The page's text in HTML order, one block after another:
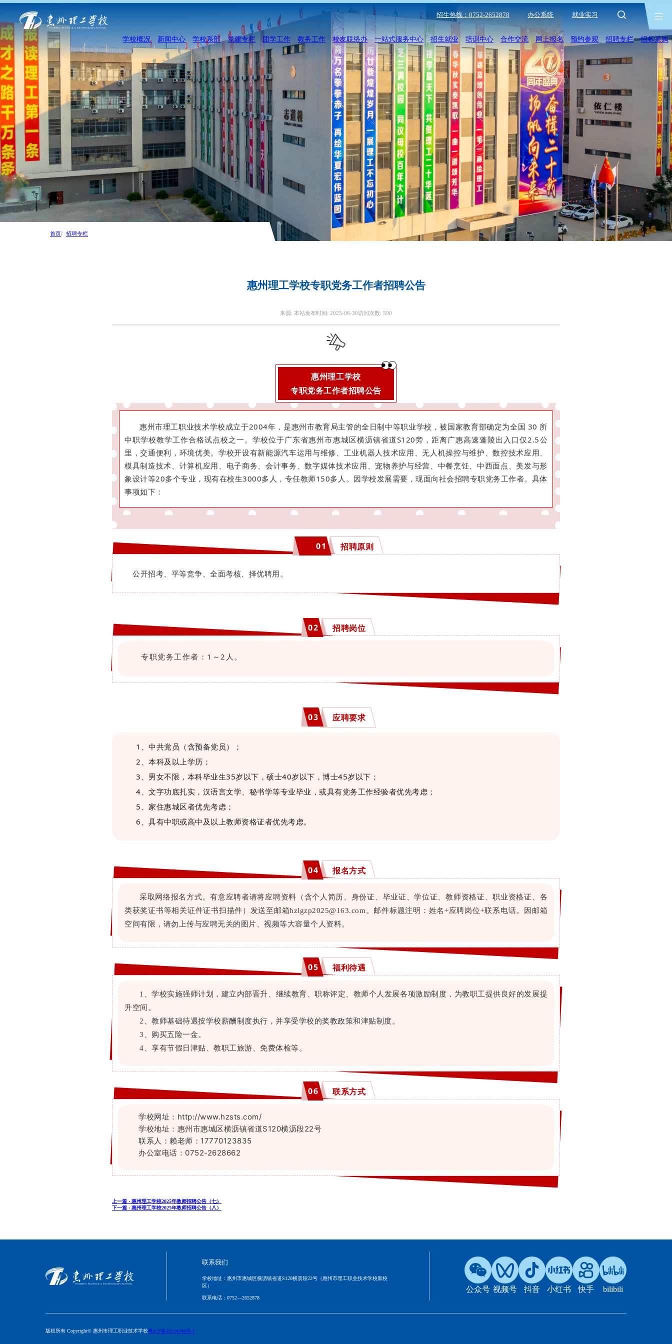
招生热线：0752-2652878 办公系统 就业实习
学校概况 新闻中心 学校系部 党建专栏 团学工作 教务工作 校友联络办 一站式服务中心 招生就业 培训中心 合作交流 网上报名 预约参观 招聘专栏 招标采购
首页 招聘专栏
惠州理工学校专职党务工作者招聘公告
来源: 本站发布时间: 2025-06-30访问次数: 590
惠州理工学校
专职党务工作者招聘公告
惠州市理工职业技术学校成立于2004年，是惠州市教育局主管的全日制中等职业学校，被国家教育部确定为全国 30 所
中职学校教学工作合格试点校之一。学校位于广东省惠州市惠城区横沥镇省道S120旁，距离广惠高速蓬陵出入口仅2.5公
里，交通便利，环境优美。学校开设有新能源汽车运用与维修、工业机器人技术应用、无人机操控与维护、数控技术应用、
模具制造技术、计算机应用、电子商务、会计事务、数字媒体技术应用、宠物养护与经营、中餐烹饪、中西面点、美发与形
象设计等20多个专业，现有在校生3000多人，专任教师150多人。因学校发展需要，现面向社会招聘专职党务工作者。具体
事项如下：
01 招聘原则
公开招考、平等竞争、全面考核、择优聘用。
02 招聘岗位
专职党务工作者：1～2人。
03 应聘要求
1、中共党员（含预备党员）；
2、本科及以上学历；
3、男女不限，本科毕业生35岁以下，硕士40岁以下，博士45岁以下；
4、文字功底扎实，汉语言文学、秘书学等专业毕业，或具有党务工作经验者优先考虑；
5、家住惠城区者优先考虑；
6、具有中职或高中及以上教师资格证者优先考虑。
04 报名方式
采取网络报名方式。有意应聘者请将应聘资料（含个人简历、身份证、毕业证、学位证、教师资格证、职业资格证、各
类获奖证书等相关证件证书扫描件）发送至邮箱hzlgzp2025@163.com。邮件标题注明：姓名+应聘岗位+联系电话。因邮箱
空间有限，请勿上传与应聘无关的图片、视频等大容量个人资料。
05 福利待遇
1
、学校实施强师计划，建立内部晋升、继续教育、职称评定、教师个人发展各项激励制度，为教职工提供良好的发展提
升空间。
2
、教师基础待遇按学校薪酬制度执行，并享受学校的奖教政策和津贴制度。
3 、购买五险一金。
4 、享有节假日津贴、教职工旅游、免费体检等。
06 联系方式
学校网址： http://www.hzsts.com/
学校地址： 惠州市惠城区横沥镇省道S120横沥段22号
联系人： 赖老师：17770123835
办公室电话：0752-2628662
上一篇 · 惠州理工学校2025年教师招聘公告（七）
下一篇 · 惠州理工学校2025年教师招聘公告（八）
联系我们
学校地址：惠州市惠城区横沥镇省道S120横沥段22号（惠州市理工职业技术学校新校
区）
联系电话：0752—2652878
公众号 视频号 抖音 小红书 快手 bilibili
版权所有 Copyright© 惠州市理工职业技术学校粤ICP备18154340号-1